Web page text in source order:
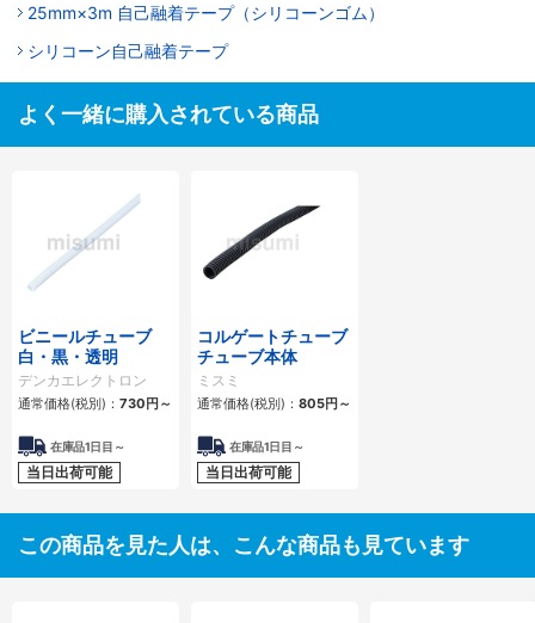
25mm×3m 自己融着テープ（シリコーンゴム）
シリコーン自己融着テープ
よく一緒に購入されている商品
ビニールチューブ
白・黒・透明
デンカエレクトロン
通常価格(税別)： 730円～
在庫品1日目～
当日出荷可能
コルゲートチューブ
チューブ本体
ミスミ
通常価格(税別)： 805円～
在庫品1日目～
当日出荷可能
この商品を見た人は、こんな商品も見ています